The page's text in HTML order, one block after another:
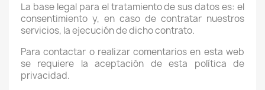
La base legal para el tratamiento de sus datos es: el
consentimiento y, en caso de contratar nuestros
servicios, la ejecución de dicho contrato.
Para contactar o realizar comentarios en esta web
se requiere la aceptación de esta política de
privacidad.